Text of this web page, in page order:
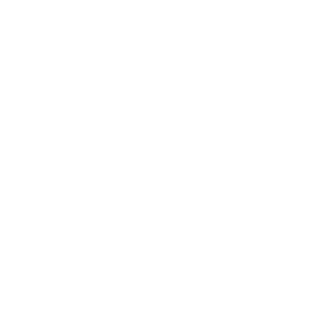
Arasa. Leia nossos conteúdos!
Arasa. Leia nossos conteúdos!